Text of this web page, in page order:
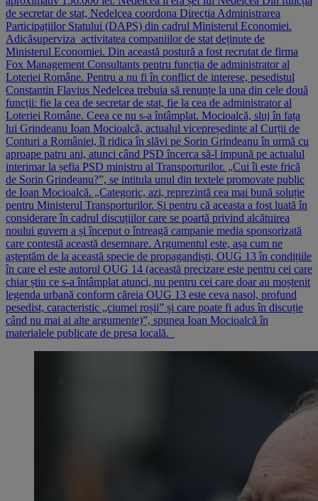
de secretar de stat, Nedelcea coordona Direcția Administrarea
Participațiilor Statului (DAPS) din cadrul Ministerul Economiei.
Adicăsuperviza activitatea companiilor de stat deținute de
Ministerul Economiei. Din această postură a fost recrutat de firma
Fox Management Consultants pentru funcția de administrator al
Loteriei Române. Pentru a nu fi în conflict de interese, pesedistul
Constantin Flavius Nedelcea trebuia să renunțe la una din cele două
funcții: fie la cea de secretar de stat, fie la cea de administrator al
Loteriei Române. Ceea ce nu s-a întâmplat. Mocioalcă, sluj în fața
lui Grindeanu Ioan Mocioalcă, actualul vicepreședinte al Curții de
Conturi a României, îl ridica în slăvi pe Sorin Grindeanu în urmă cu
aproape patru ani, atunci când PSD încerca să-l impună pe actualul
interimar la șefia PSD ministru al Transporturilor. „Cui îi este frică
de Sorin Grindeanu?”, se intitula unul din textele promovate public
de Ioan Mocioalcă. „Categoric, azi, reprezintă cea mai bună soluție
pentru Ministerul Transporturilor. Și pentru că aceasta a fost luată în
considerare în cadrul discuțiilor care se poartă privind alcătuirea
noului guvern a și început o întreagă campanie media sponsorizată
care contestă această desemnare. Argumentul este, așa cum ne
așteptăm de la această specie de propagandiști, OUG 13 în condițiile
în care el este autorul OUG 14 (această precizare este pentru cei care
chiar știu ce s-a întâmplat atunci, nu pentru cei care doar au moștenit
legenda urbană conform căreia OUG 13 este ceva nasol, profund
pesedist, caracteristic „ciumei roșii” și care poate fi adus în discuție
când nu mai ai alte argumente)”, spunea Ioan Mocioalcă în
materialele publicate de presa locală.